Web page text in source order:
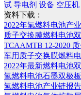
试 导电剂 设备 空压机
资料下载：
2022年氢燃料电池产
质子交换膜燃料电池
TCAAMTB 12-2020
车用质子交换膜燃料
2022年最新燃料电池
氢燃料电池石墨双极
氢燃料电池产业链报